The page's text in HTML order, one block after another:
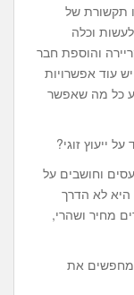
תקשורת של
וכלה
והוספת חבר
עוד אפשרויות
כל מה שאפשר
ייעוץ זוגי?
וחושבים על
היא לא הדרך
מחיר ושהרי,
מחפשים את